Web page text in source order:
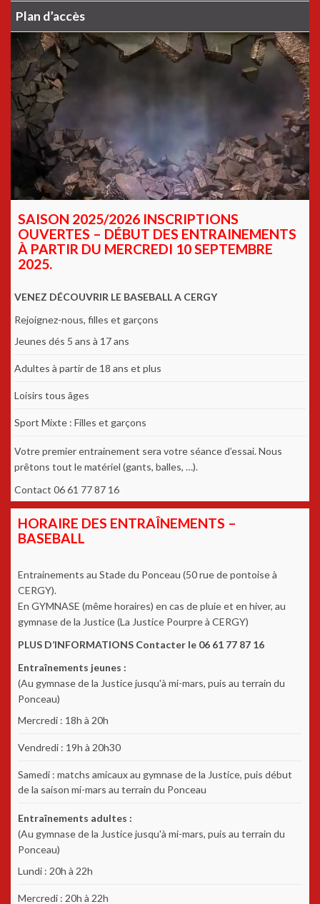
Plan d’accès
SAISON 2025/2026 INSCRIPTIONS
OUVERTES – DÉBUT DES ENTRAINEMENTS
À PARTIR DU MERCREDI 10 SEPTEMBRE
2025.
VENEZ DÉCOUVRIR LE BASEBALL A CERGY
Rejoignez-nous, filles et garçons
Jeunes dés 5 ans à 17 ans
Adultes à partir de 18 ans et plus
Loisirs tous âges
Sport Mixte : Filles et garçons
Votre premier entrainement sera votre séance d’essai. Nous
prêtons tout le matériel (gants, balles, …).
Contact 06 61 77 87 16
HORAIRE DES ENTRAÎNEMENTS –
BASEBALL
Entrainements au Stade du Ponceau (50 rue de pontoise à
CERGY).
En GYMNASE (même horaires) en cas de pluie et en hiver, au
gymnase de la Justice (La Justice Pourpre à CERGY)
PLUS D’INFORMATIONS Contacter le 06 61 77 87 16
Entraînements jeunes :
(Au gymnase de la Justice jusqu'à mi-mars, puis au terrain du
Ponceau)
Mercredi : 18h à 20h
Vendredi : 19h à 20h30
Samedi : matchs amicaux au gymnase de la Justice, puis début
de la saison mi-mars au terrain du Ponceau
Entraînements adultes :
(Au gymnase de la Justice jusqu'à mi-mars, puis au terrain du
Ponceau)
Lundi : 20h à 22h
Mercredi : 20h à 22h